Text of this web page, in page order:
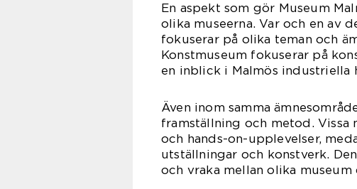
En aspekt som gör Museum
olika museerna. Var och en av
fokuserar på olika teman och
Konstmuseum fokuserar på
en inblick i Malmös industriella
Även inom samma
framställning och metod.
och hands-on-upplevelser,
utställningar och konstverk.
och vraka mellan olika